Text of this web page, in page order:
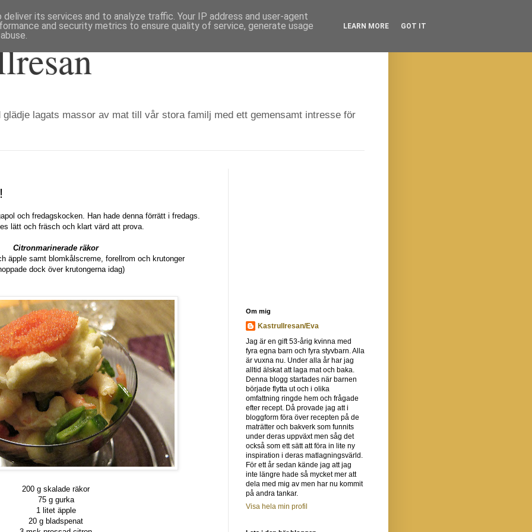
lagats massor av mat till vår stora familj med ett gemensamt intresse för
och fredagskocken. Han hade denna förrätt i fredags.
lätt och fräsch och klart värd att prova.
Citronmarinerade räkor
äpple samt blomkålscreme, forellrom och krutonger
dock över krutongerna idag)
200 g skalade räkor
75 g gurka
1 litet äpple
20 g bladspenat
Om mig
Kastrullresan/Eva
Jag är en gift 53-årig kvinna med
fyra egna barn och fyra styvbarn. Alla
är vuxna nu. Under alla år har jag
alltid älskat att laga mat och baka.
Denna blogg startades när barnen
började flytta ut och i olika
omfattning ringde hem och frågade
efter recept. Då provade jag att i
bloggform föra över recepten på de
maträtter och bakverk som funnits
under deras uppväxt men såg det
också som ett sätt att föra in lite ny
inspiration i deras matlagningsvärld.
För ett år sedan kände jag att jag
inte längre hade så mycket mer att
dela med mig av men har nu kommit
på andra tankar.
Visa hela min profil
its services and to analyze traffic. Your IP address and user-agent
and security metrics to ensure quality of service, generate usage
LEARN MORE GOT IT